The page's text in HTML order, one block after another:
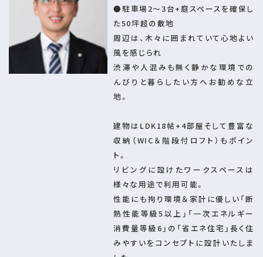
日当たり良好/閑静な住宅地/眺望良好/室内
洗濯機置場/フローリング/ロフト付き/バルコ
ニー/都市ガス/公営水道/公共下水/駐輪場/ガ
スコンロ/コンロ２口以上/食器洗い乾燥機/シ
ステムキッチン/対面式キッチン/コンロ３口/バ
ス・トイレ別/追焚機能浴室/浴室乾燥機/温水
洗浄便座/洗面台/トイレ２ヶ所/浴室１坪以上/
①私道持分：124㎡のうち2分の1 ②隣地所有者と私道について覚
書有り ③住宅省エネルギー性能証明書および適合証明書の発行
については、別途費用が発生いたします。 ④敷地の一部が土砂災
害特別警戒区域に指定 ⑤内見予約・資料請求は、担当者：飛田（と
びた）のメール【kazuto_tobita@usui-group.com】へお問い合
わせください。 ※※※広告掲載は全てお断りです※※※
第24KAK建確04412号
●駐車場2～3台+庭スペースを確保し
た50坪超の敷地
周辺は、木々に囲まれていて心地よい
風を感じられ
渋滞や人混みも無く静かな環境での
んびりと暮らしたい方へお勧めな立
地。
建物はLDK18帖+4部屋そして豊富な
収納（WIC＆階段付ロフト）もポイン
ト。
リビングに設けたワークスペースは
様々な用途で利用可能。
性能にも拘り環境＆家計に優しい「断
熱性能等級5以上」「一次エネルギー
消費量等級6」の「省エネ住宅」長く住
みやすいをコンセプトに設計いたしま